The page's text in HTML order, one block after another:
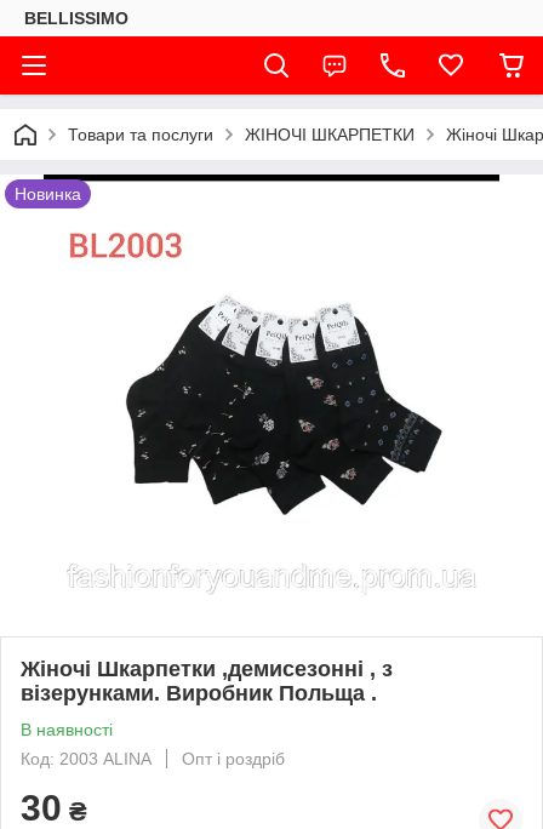
BELLISSIMO
Товари та послуги ЖІНОЧІ ШКАРПЕТКИ Жіночі
Новинка
Жіночі Шкарпетки ,демисезонні , з
візерунками. Виробник Польща .
В наявності
Код: 2003 ALINA
Опт і роздріб
30 ₴